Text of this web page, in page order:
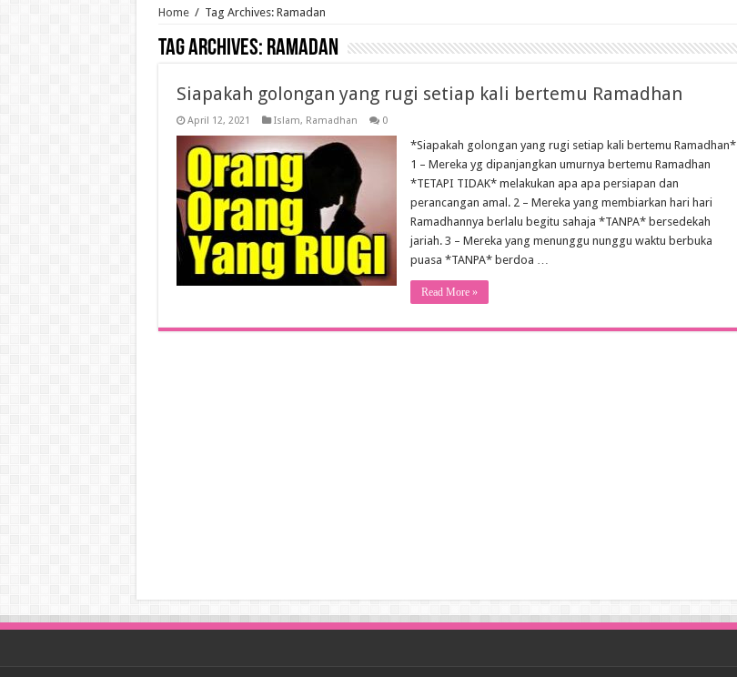
Home / Tag Archives: Ramadan
Tag Archives: Ramadan
Siapakah golongan yang rugi setiap kali bertemu Ramadhan
April 12, 2021 Islam, Ramadhan 0
*Siapakah golongan yang rugi setiap kali bertemu Ramadhan*
1 – Mereka yg dipanjangkan umurnya bertemu Ramadhan
*TETAPI TIDAK* melakukan apa apa persiapan dan
perancangan amal. 2 – Mereka yang membiarkan hari hari
Ramadhannya berlalu begitu sahaja *TANPA* bersedekah
jariah. 3 – Mereka yang menunggu nunggu waktu berbuka
puasa *TANPA* berdoa …
Read More »